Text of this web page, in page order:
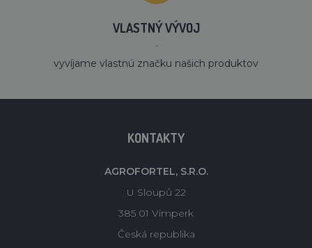
VLASTNÝ VÝVOJ
´
vyvíjame vlastnú značku našich produktov
KONTAKTY
AGROFORTEL, S.R.O.
U Sloupů 22
385 01 Vimperk
Česká republika